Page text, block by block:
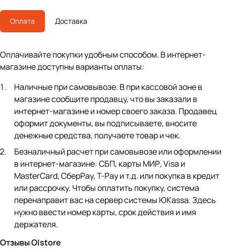
Оплата Доставка
Оплачивайте покупки удобным способом. В интернет-
магазине доступны варианты оплаты:
Наличные при самовывозе. В при кассовой зоне в
магазине сообщите продавцу, что вы заказали в
интернет-магазине и номер своего заказа. Продавец
оформит документы, вы подписываете, вносите
денежные средства, получаете товар и чек.
Безналичный расчет при самовывозе или оформлении
в интернет-магазине: СБП, карты МИР, Visa и
MasterCard, СберPay, Т-Pay и т.д. или покупка в кредит
или рассрочку. Чтобы оплатить покупку, система
перенаправит вас на сервер системы ЮKassa. Здесь
нужно ввести номер карты, срок действия и имя
держателя.
Отзывы O|store